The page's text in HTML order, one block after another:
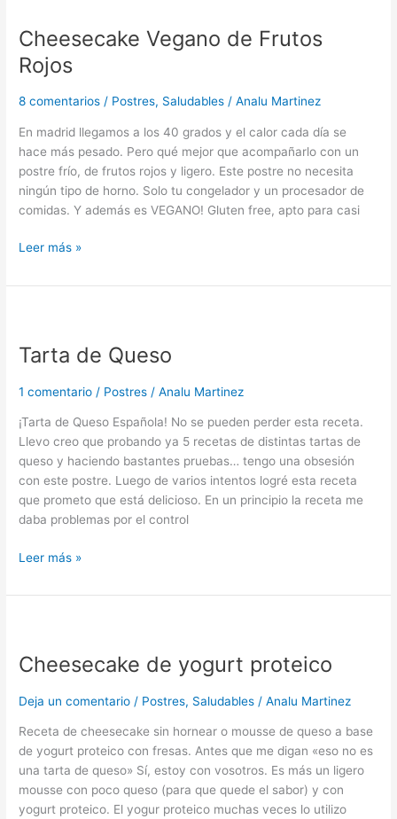
Cheesecake Vegano de Frutos
Rojos
8 comentarios / Postres, Saludables /Analu Martinez
En madrid llegamos a los 40 grados y el calor cada día se
hace más pesado. Pero qué mejor que acompañarlo con un
postre frío, de frutos rojos y ligero. Este postre no necesita
ningún tipo de horno. Solo tu congelador y un procesador de
comidas. Y además es VEGANO! Gluten free, apto para casi
de
Frutos
Rojos
Leer más »
Tarta de Queso
1 comentario / Postres /Analu Martinez
¡Tarta de Queso Española! No se pueden perder esta receta.
Llevo creo que probando ya 5 recetas de distintas tartas de
queso y haciendo bastantes pruebas… tengo una obsesión
con este postre. Luego de varios intentos logré esta receta
que prometo que está delicioso. En un principio la receta me
daba problemas por el control
Queso
Leer más »
Cheesecake de yogurt proteico
Deja un comentario / Postres, Saludables /Analu Martinez
Receta de cheesecake sin hornear o mousse de queso a base
de yogurt proteico con fresas. Antes que me digan «eso no es
una tarta de queso» Sí, estoy con vosotros. Es más un ligero
mousse con poco queso (para que quede el sabor) y con
yogurt proteico. El yogur proteico muchas veces lo utilizo
yogurt